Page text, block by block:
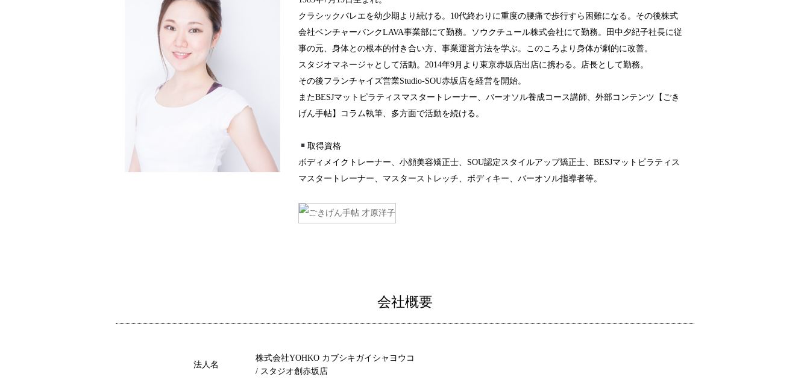
クラシックバレエを幼少期より続ける。10代終わりに重度の腰痛で歩行すら困難になる。その後株式
会社ベンチャーバンクLAVA事業部にて勤務。ソウクチュール株式会社にて勤務。田中夕紀子社長に従
事の元、身体との根本的付き合い方、事業運営方法を学ぶ。このころより身体が劇的に改善。
スタジオマネージャとして活動。2014年9月より東京赤坂店出店に携わる。店長として勤務。
その後フランチャイズ営業Studio-SOU赤坂店を経営を開始。
またBESJマットピラティスマスタートレーナー、バーオソル養成コース講師、外部コンテンツ【ごき
げん手帖】コラム執筆、多方面で活動を続ける。
取得資格
ボディメイクトレーナー、小顔美容矯正士、SOU認定スタイルアップ矯正士、BESJマットピラティス
マスタートレーナー、マスターストレッチ、ボディキー、バーオソル指導者等。
会社概要
法人名
株式会社YOHKO カブシキガイシャヨウコ
/ スタジオ創赤坂店